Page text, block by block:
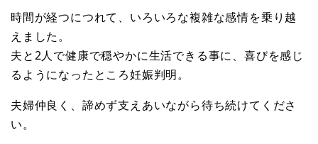
時間が経つにつれて、いろいろな複雑な感情を乗り越
えました。
夫と2人で健康で穏やかに生活できる事に、喜びを感じ
るようになったところ妊娠判明。
夫婦仲良く、諦めず支えあいながら待ち続けてくださ
い。